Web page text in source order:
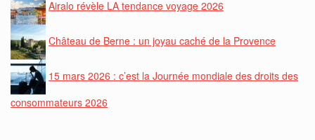
Airalo révèle LA tendance voyage 2026
Château de Berne : un joyau caché de la Provence
15 mars 2026 : c’est la Journée mondiale des droits des
consommateurs 2026